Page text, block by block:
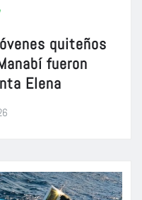
quiteños
fueron
Elena